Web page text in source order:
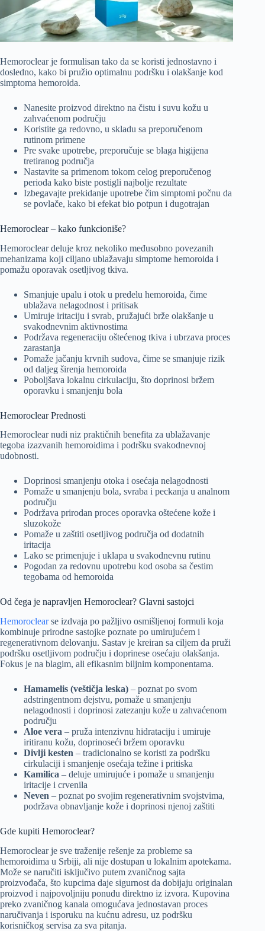
Hemoroclear je formulisan tako da se koristi jednostavno i
dosledno, kako bi pružio optimalnu podršku i olakšanje kod
simptoma hemoroida.
Nanesite proizvod direktno na čistu i suvu kožu u
zahvaćenom području
Koristite ga redovno, u skladu sa preporučenom
rutinom primene
Pre svake upotrebe, preporučuje se blaga higijena
tretiranog područja
Nastavite sa primenom tokom celog preporučenog
perioda kako biste postigli najbolje rezultate
Izbegavajte prekidanje upotrebe čim simptomi počnu da
se povlače, kako bi efekat bio potpun i dugotrajan
Hemoroclear – kako funkcioniše?
Hemoroclear deluje kroz nekoliko međusobno povezanih
mehanizama koji ciljano ublažavaju simptome hemoroida i
pomažu oporavak osetljivog tkiva.
Smanjuje upalu i otok u predelu hemoroida, čime
ublažava nelagodnost i pritisak
Umiruje iritaciju i svrab, pružajući brže olakšanje u
svakodnevnim aktivnostima
Podržava regeneraciju oštećenog tkiva i ubrzava proces
zarastanja
Pomaže jačanju krvnih sudova, čime se smanjuje rizik
od daljeg širenja hemoroida
Poboljšava lokalnu cirkulaciju, što doprinosi bržem
oporavku i smanjenju bola
Hemoroclear Prednosti
Hemoroclear nudi niz praktičnih benefita za ublažavanje
tegoba izazvanih hemoroidima i podršku svakodnevnoj
udobnosti.
Doprinosi smanjenju otoka i osećaja nelagodnosti
Pomaže u smanjenju bola, svraba i peckanja u analnom
području
Podržava prirodan proces oporavka oštećene kože i
sluzokože
Pomaže u zaštiti osetljivog područja od dodatnih
iritacija
Lako se primenjuje i uklapa u svakodnevnu rutinu
Pogodan za redovnu upotrebu kod osoba sa čestim
tegobama od hemoroida
Od čega je napravljen Hemoroclear? Glavni sastojci
Hemoroclearse izdvaja po pažljivo osmišljenoj formuli koja
kombinuje prirodne sastojke poznate po umirujućem i
regenerativnom delovanju. Sastav je kreiran sa ciljem da pruži
podršku osetljivom području i doprinese osećaju olakšanja.
Fokus je na blagim, ali efikasnim biljnim komponentama.
Hamamelis (veštičja leska) – poznat po svom
adstringentnom dejstvu, pomaže u smanjenju
nelagodnosti i doprinosi zatezanju kože u zahvaćenom
području
Aloe vera – pruža intenzivnu hidrataciju i umiruje
iritiranu kožu, doprinoseći bržem oporavku
Divlji kesten – tradicionalno se koristi za podršku
cirkulaciji i smanjenje osećaja težine i pritiska
Kamilica – deluje umirujuće i pomaže u smanjenju
iritacije i crvenila
Neven – poznat po svojim regenerativnim svojstvima,
podržava obnavljanje kože i doprinosi njenoj zaštiti
Gde kupiti Hemoroclear?
Hemoroclear je sve traženije rešenje za probleme sa
hemoroidima u Srbiji, ali nije dostupan u lokalnim apotekama.
Može se naručiti isključivo putem zvaničnog sajta
proizvođača, što kupcima daje sigurnost da dobijaju originalan
proizvod i najpovoljniju ponudu direktno iz izvora. Kupovina
preko zvaničnog kanala omogućava jednostavan proces
naručivanja i isporuku na kućnu adresu, uz podršku
korisničkog servisa za sva pitanja.